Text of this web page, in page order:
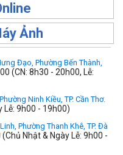
Ảnh
Đạo, Phường Bến Thành,
(CN: 8h30 - 20h00, Lễ:
Ninh Kiều, TP. Cần Thơ.
Lễ: 9h00 - 19h00)
Phường Thanh Khê, TP. Đà
(Chủ Nhật & Ngày Lễ: 9h00 -